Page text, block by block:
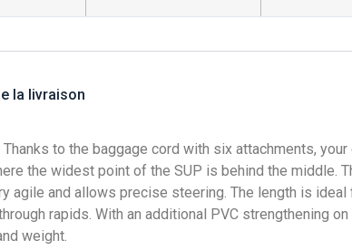
la livraison
to the baggage cord with six attachments,
the widest point of the SUP is behind the middle.
agile and allows precise steering. The length is
rapids. With an additional PVC strengthening
weight.